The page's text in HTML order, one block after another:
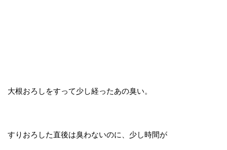
大根おろしをすって少し経ったあの臭い。
すりおろした直後は臭わないのに、少し時間が